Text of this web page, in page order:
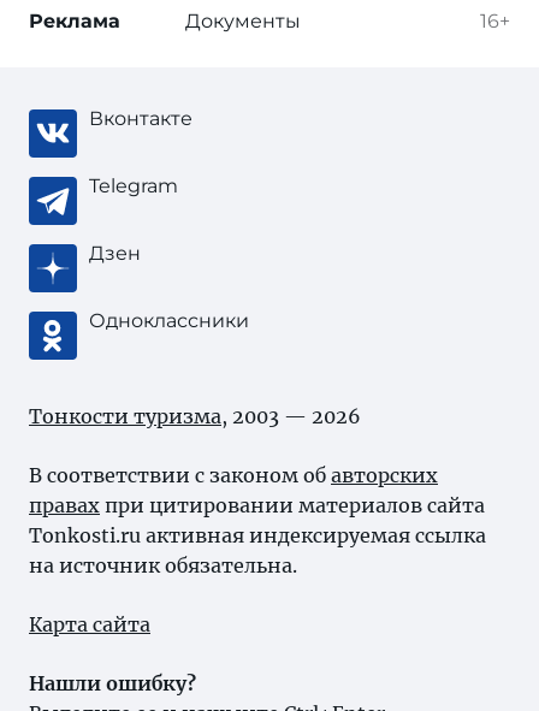
16+
Реклама Документы
Вконтакте
Telegram
Дзен
Одноклассники
Тонкости туризма, 2003 — 2026
В соответствии с законом об авторских
правах при цитировании материалов сайта
Tonkosti.ru активная индексируемая ссылка
на источник обязательна.
Карта сайта
Нашли ошибку?